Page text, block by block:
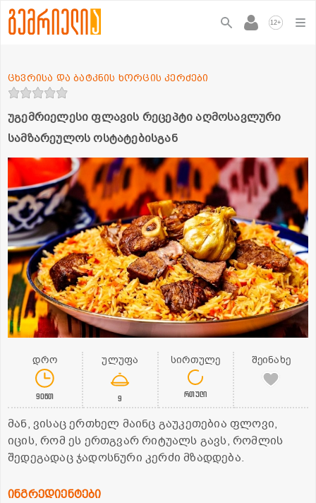
12+
უგემრიელესი ფლავის რეცეპტი აღმოსავლური
სამზარეულოს ოსტატებისგან
ცხვრისა და ბატკნის ხორცის კერძები
დრო
90წთ
ულუფა
9
სირთულე
რთული
შეინახე
მან, ვისაც ერთხელ მაინც გაუკეთებია ფლოვი,
იცის, რომ ეს ერთგვარ რიტუალს გავს, რომლის
შედეგადაც ჯადოსნური კერძი მზადდება.
ინგრედიენტები